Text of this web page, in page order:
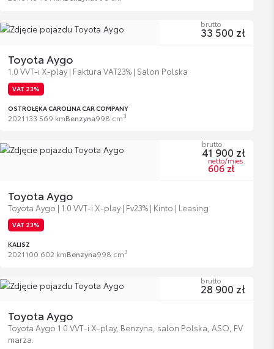
Toyota Aygo
1.0 VVT-i X-play | Faktura VAT23% | Salon Polska
VAT 23%
OSTROŁĘKA CAROLINA CAR COMPANY
2021133 569 kmBenzyna998 cm3
brutto
33 500 zł
Toyota Aygo
Toyota Aygo | 1.0 VVT-i X-play | Fv23% | Kinto | Leasing
VAT 23%
KALISZ
2021100 602 kmBenzyna998 cm3
brutto
41 900 zł
netto/mies.
606 zł
Toyota Aygo
Toyota Aygo 1.0 VVT-i X-play, Benzyna, salon Polska, ASO, FV
marża.
brutto
28 900 zł